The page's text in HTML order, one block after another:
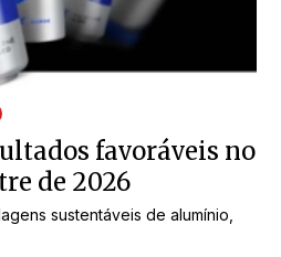
favoráveis no
de 2026
sustentáveis de alumínio,